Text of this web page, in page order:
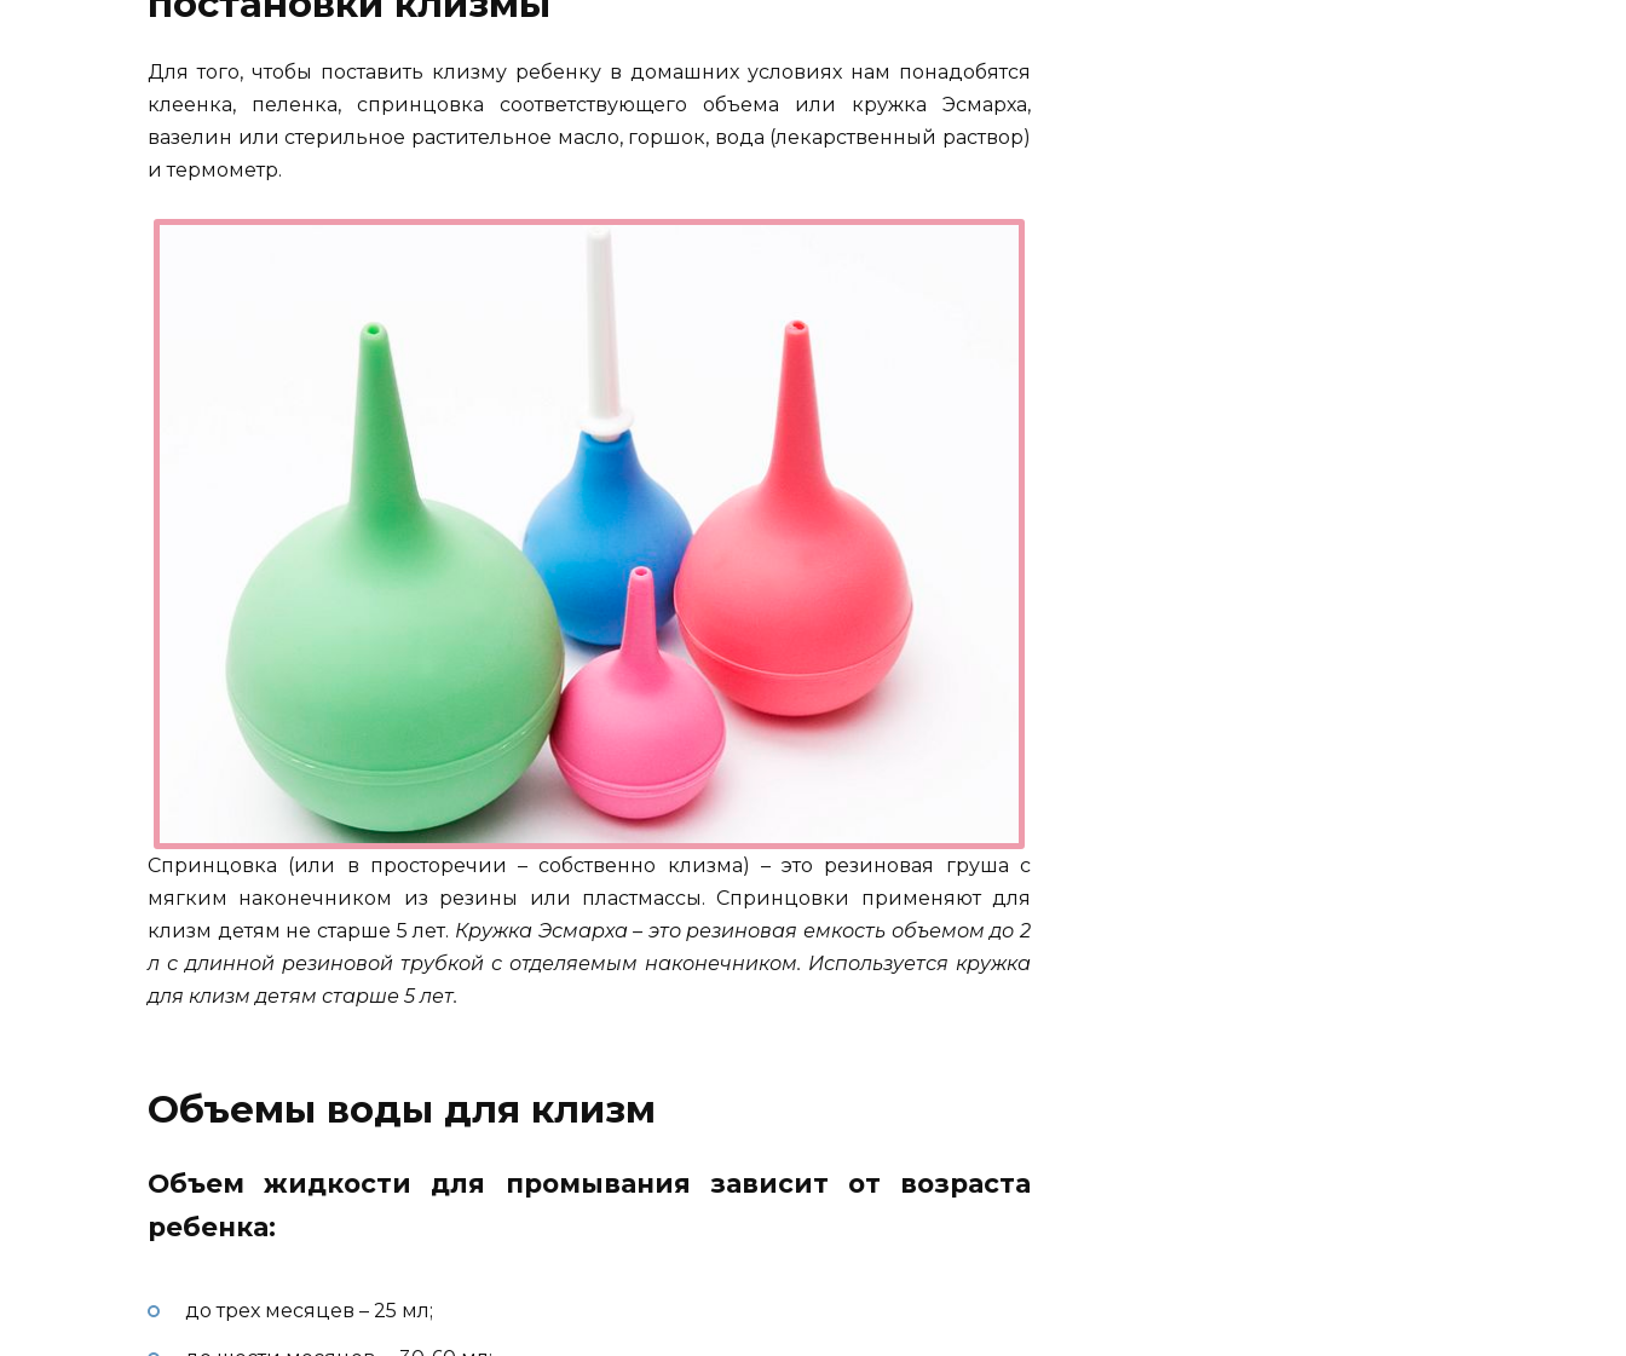
Для того, чтобы поставить клизму ребенку в домашних условиях нам понадобятся
клеенка, пеленка, спринцовка соответствующего объема или кружка Эсмарха,
вазелин или стерильное растительное масло, горшок, вода (лекарственный раствор)
и термометр.
Спринцовка (или в просторечии – собственно клизма) – это резиновая груша с
мягким наконечником из резины или пластмассы. Спринцовки применяют для
клизм детям не старше 5 лет. Кружка Эсмарха – это резиновая емкость объемом до 2
л с длинной резиновой трубкой с отделяемым наконечником. Используется кружка
для клизм детям старше 5 лет.
Объемы воды для клизм
Объем жидкости для промывания зависит от возраста
ребенка:
до трех месяцев – 25 мл;